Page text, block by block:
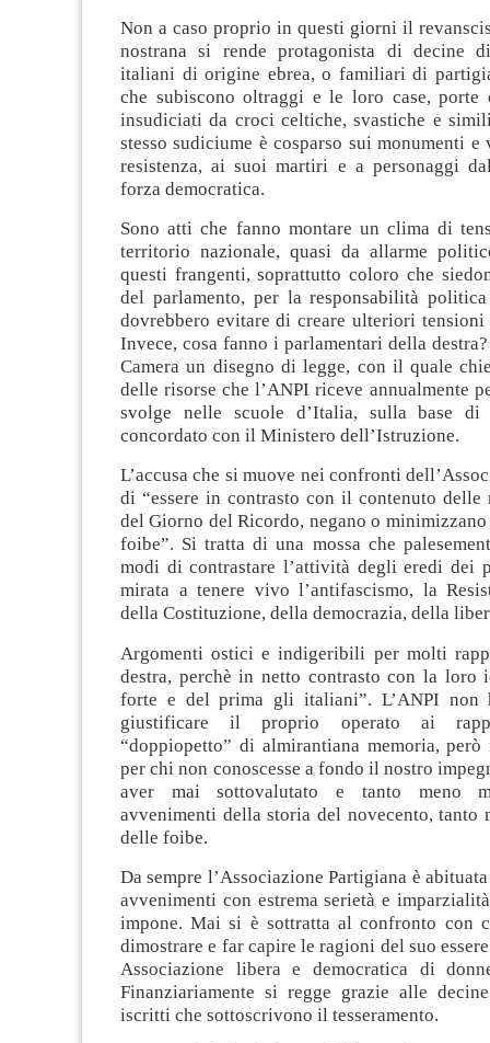
Non a caso proprio in questi giorni il
nostrana si rende protagonista di decine
italiani di origine ebrea, o familiari di
che subiscono oltraggi e le loro case,
insudiciati da croci celtiche, svastiche e
stesso sudiciume è cosparso sui monumenti
resistenza, ai suoi martiri e a personaggi
forza democratica.
Sono atti che fanno montare un clima di
territorio nazionale, quasi da allarme
questi frangenti, soprattutto coloro che
del parlamento, per la responsabilità
dovrebbero evitare di creare ulteriori
Invece, cosa fanno i parlamentari della
Camera un disegno di legge, con il quale
delle risorse che l’ANPI riceve annualmente
svolge nelle scuole d’Italia, sulla base di
concordato con il Ministero dell’Istruzione.
L’accusa che si muove nei confronti
di “essere in contrasto con il contenuto delle
del Giorno del Ricordo, negano o
foibe”. Si tratta di una mossa che
modi di contrastare l’attività degli eredi dei
mirata a tenere vivo l’antifascismo, la
della Costituzione, della democrazia, della
Argomenti ostici e indigeribili per molti
destra, perchè in netto contrasto con la loro
forte e del prima gli italiani”. L’ANPI non
giustificare il proprio operato ai
“doppiopetto” di almirantiana memoria,
per chi non conoscesse a fondo il nostro
aver mai sottovalutato e tanto meno
avvenimenti della storia del novecento, tanto
delle foibe.
Da sempre l’Associazione Partigiana è
avvenimenti con estrema serietà e
impone. Mai si è sottratta al confronto con
dimostrare e far capire le ragioni del suo
Associazione libera e democratica di
Finanziariamente si regge grazie alle
iscritti che sottoscrivono il tesseramento.